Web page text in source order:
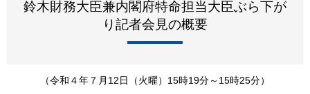
鈴木財務大臣兼内閣府特命担当大臣ぶら下が
り記者会見の概要
（令和４年７月12日（火曜）15時19分～15時25分）